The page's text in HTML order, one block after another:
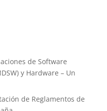
de Software
y Hardware – Un
de Reglamentos de